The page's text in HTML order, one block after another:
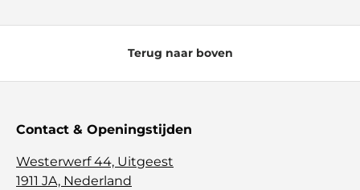
Terug naar boven
Contact & Openingstijden
Westerwerf 44, Uitgeest
1911 JA, Nederland